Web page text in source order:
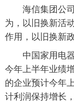
海信集团公司
为，以旧换新活
作用，以旧换新
中国家用电器
今年上半年业绩
的企业预计今年
计利润保持增长